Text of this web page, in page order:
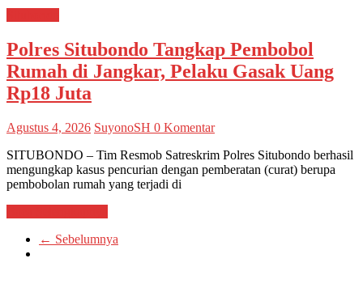
Polres Situbondo Tangkap Pembobol
Rumah di Jangkar, Pelaku Gasak Uang
Rp18 Juta
Agustus 4, 2026 SuyonoSH 0 Komentar
SITUBONDO – Tim Resmob Satreskrim Polres Situbondo berhasil
mengungkap kasus pencurian dengan pemberatan (curat) berupa
pembobolan rumah yang terjadi di
← Sebelumnya